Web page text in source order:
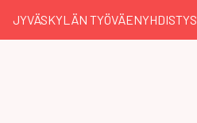
JYVÄSKYLÄN TYÖVÄENYHDISTYS